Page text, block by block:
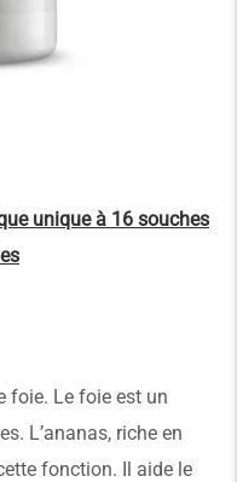
unique à 16 souches
foie. Le foie est un
L’ananas, riche en
fonction. Il aide le